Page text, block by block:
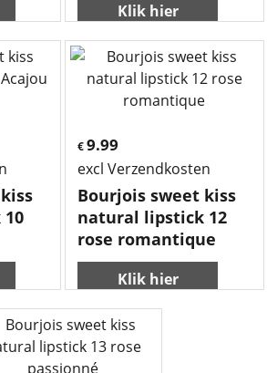
Klik hier
€9.99
excl Verzendkosten
Bourjois sweet kiss
natural lipstick 12
rose romantique
Klik hier